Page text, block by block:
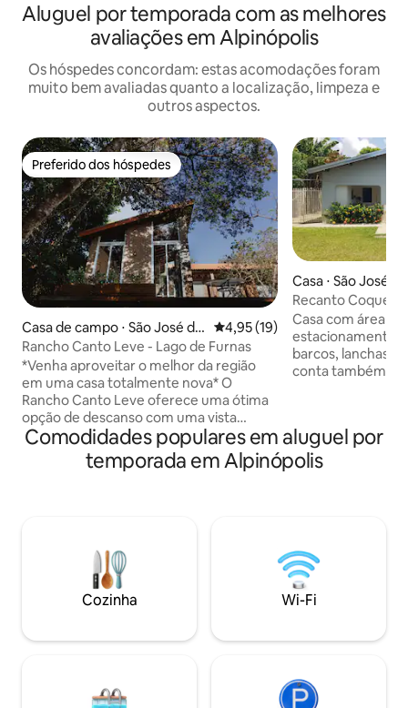
Aluguel por temporada com as melhores
avaliações em Alpinópolis
Os hóspedes concordam: estas acomodações foram
muito bem avaliadas quanto a localização, limpeza e
outros aspectos.
Preferido dos hóspedes
Preferido dos hóspedes
Casa de campo ⋅ São José da
Barra
4,95 de uma avaliação média
4,95 (19)
Rancho Canto Leve - Lago de Furnas
*Venha aproveitar o melhor da região
em uma casa totalmente nova* O
Rancho Canto Leve oferece uma ótima
opção de descanso com uma vista
magnífica para o lago e tudo de melhor
que a natureza e a região têm a
oferecer. Próximos aos principais pontos
nossos hóspedes. Rancho à beira do
lago, piscina, lareira, churrasqueira,
qualidade meio à natureza.
Casa ⋅ São José
Recanto
(Capitólio) MG
Casa com área
estacionamento
barcos, lanchas e
conta também
acomodação a
lavar,
hóspedes.
Comodidades populares em aluguel por
temporada em Alpinópolis
Cozinha Wi-Fi